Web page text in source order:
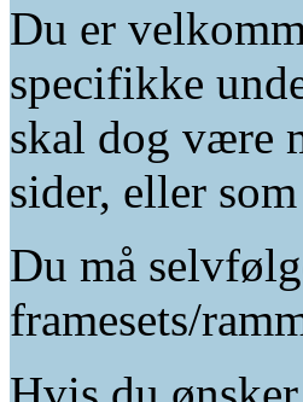
Du er
specifikke
skal dog være
sider, eller
Du må
framesets/